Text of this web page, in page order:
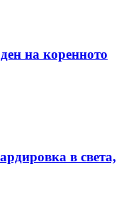
на коренното
в света,